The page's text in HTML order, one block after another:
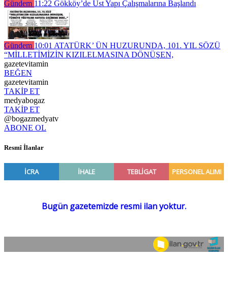
Gündem 11:22 Gökköy’de Üst Yapı Çalışmalarına Başlandı
Gündem 10:01 ATATÜRK’ ÜN HUZURUNDA, 101. YIL SÖZÜ
“MİLLETİMİZİN KIZILELMASINA DÖNÜŞEN,
gazetevitamin
BEĞEN
gazetevitamin
TAKİP ET
medyabogaz
TAKİP ET
@bogazmedyatv
ABONE OL
Resmî İlanlar